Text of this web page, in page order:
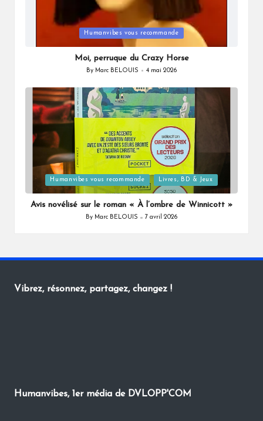
in
Humanvibes vous recommande
Moi, perruque du Crazy Horse
Posted
By Marc BELOUIS 4 mai 2026
Posted
in
Humanvibes vous recommande Livres, BD & Jeux
Avis novélisé sur le roman « À l’ombre de Winnicott »
Posted
By Marc BELOUIS 7 avril 2026
Vibrez, résonnez, partagez, changez !
Humanvibes, 1er média de DVLOPP'COM